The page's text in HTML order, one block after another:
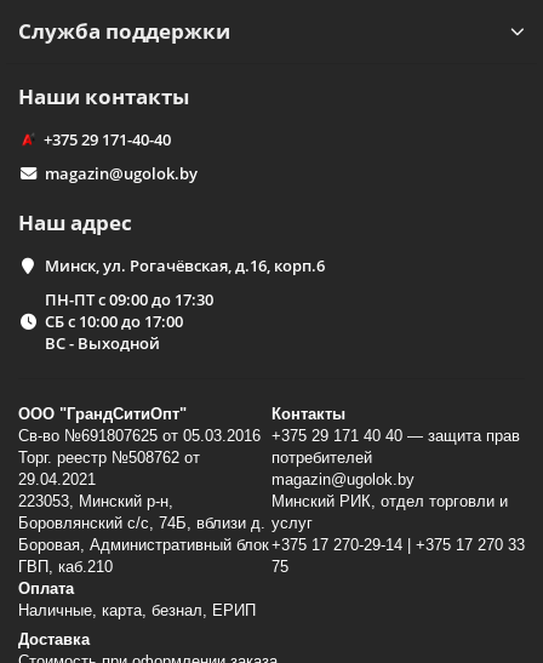
Служба поддержки
Наши контакты
+375 29 171-40-40
magazin@ugolok.by
Наш адрес
Минск, ул. Рогачёвская, д.16, корп.6
ПН-ПТ с 09:00 до 17:30
СБ с 10:00 до 17:00
ВС - Выходной
ООО "ГрандСитиОпт"
Св-во №691807625 от 05.03.2016
Торг. реестр №508762 от
29.04.2021
223053, Минский p-н,
Боровлянский с/с, 74Б, вблизи д.
Боровая, Административный блок
ГВП, каб.210
Контакты
+375 29 171 40 40 — защита прав
потребителей
magazin@ugolok.by
Минский РИК, отдел торговли и
услуг
+375 17 270-29-14 | +375 17 270 33
75
Оплата
Наличные, карта, безнал, ЕРИП
Доставка